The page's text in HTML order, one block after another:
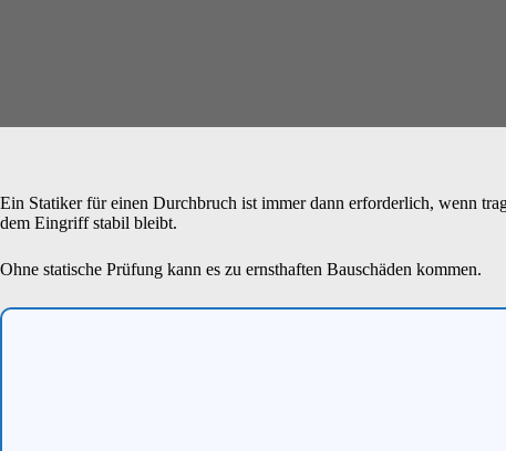
Ein Statiker für einen Durchbruch ist immer dann erforderlich, wenn
dem Eingriff stabil bleibt.
Ohne statische Prüfung kann es zu ernsthaften Bauschäden kommen.